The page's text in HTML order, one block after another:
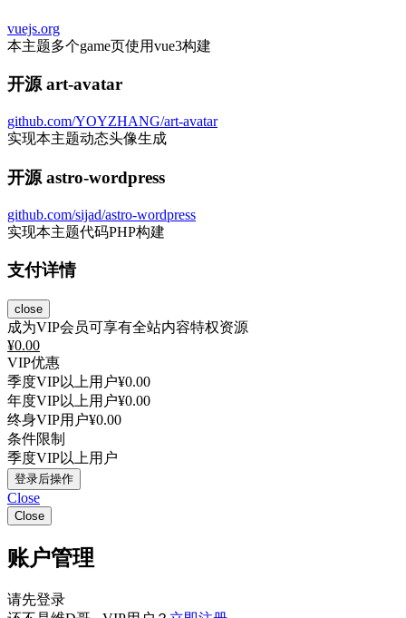
vuejs.org
本主题多个game页使用vue3构建
开源 art-avatar
github.com/YOYZHANG/art-avatar
实现本主题动态头像生成
开源 astro-wordpress
github.com/sijad/astro-wordpress
实现本主题代码PHP构建
支付详情
close
成为VIP会员可享有全站内容特权资源
¥0.00
VIP优惠
季度VIP以上用户¥0.00
年度VIP以上用户¥0.00
终身VIP用户¥0.00
条件限制
季度VIP以上用户
登录后操作
Close
Close
账户管理
请先登录